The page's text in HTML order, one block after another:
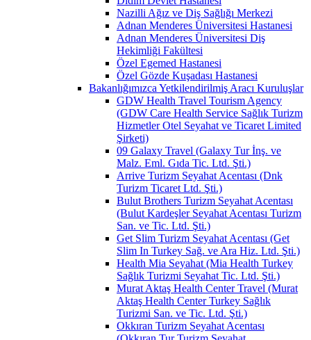
Nazilli Ağız ve Diş Sağlığı Merkezi
Adnan Menderes Üniversitesi Hastanesi
Adnan Menderes Üniversitesi Diş
Hekimliği Fakültesi
Özel Egemed Hastanesi
Özel Gözde Kuşadası Hastanesi
Bakanlığımızca Yetkilendirilmiş Aracı Kuruluşlar
GDW Health Travel Tourism Agency
(GDW Care Health Service Sağlık Turizm
Hizmetler Otel Seyahat ve Ticaret Limited
Şirketi)
09 Galaxy Travel (Galaxy Tur İnş. ve
Malz. Eml. Gıda Tic. Ltd. Şti.)
Arrive Turizm Seyahat Acentası (Dnk
Turizm Ticaret Ltd. Şti.)
Bulut Brothers Turizm Seyahat Acentası
(Bulut Kardeşler Seyahat Acentası Turizm
San. ve Tic. Ltd. Şti.)
Get Slim Turizm Seyahat Acentası (Get
Slim In Turkey Sağ. ve Ara Hiz. Ltd. Şti.)
Health Mia Seyahat (Mia Health Turkey
Sağlık Turizmi Seyahat Tic. Ltd. Şti.)
Murat Aktaş Health Center Travel (Murat
Aktaş Health Center Turkey Sağlık
Turizmi San. ve Tic. Ltd. Şti.)
Okkıran Turizm Seyahat Acentası